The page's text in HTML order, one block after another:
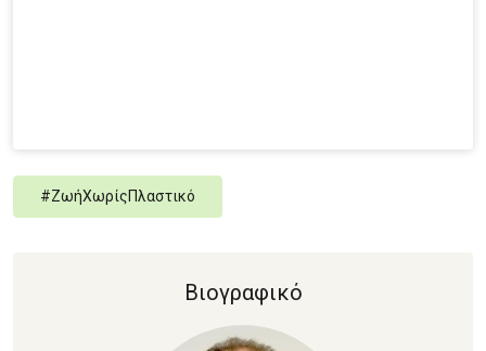
#ΖωήΧωρίςΠλαστικό
Βιογραφικό